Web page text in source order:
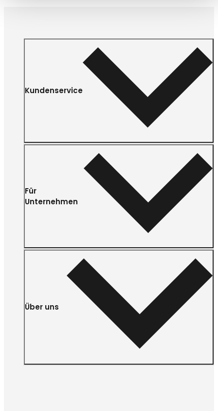
Kundenservice
Für
Unternehmen
Über uns